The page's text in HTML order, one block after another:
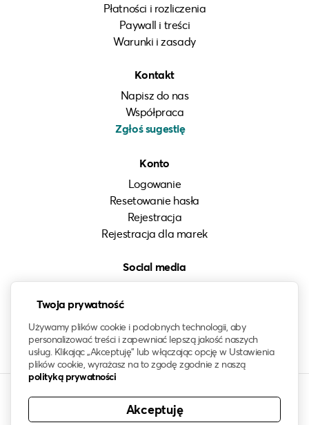
Twoja prywatność
Używamy plików cookie i podobnych technologii, aby
personalizować treści i zapewniać lepszą jakość naszych
usług. Klikając „Akceptuję” lub włączając opcję w Ustawienia
plików cookie, wyrażasz na to zgodę zgodnie z naszą
polityką prywatności
Akceptuję
Płatności i rozliczenia
Paywall i treści
Warunki i zasady
Kontakt
Napisz do nas
Współpraca
Zgłoś sugestię
Konto
Logowanie
Resetowanie hasła
Rejestracja
Rejestracja dla marek
Social media
Facebook
© 2021-2026 klawo®. Wszelkie prawa zastrzeżone. Znak
słowny oraz logo klawo są zastrzeżonym znakiem towarowym.